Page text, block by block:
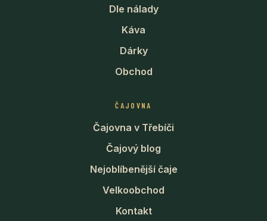
Dle nálady
Káva
Dárky
Obchod
ČAJOVNA
Čajovna v Třebíči
Čajový blog
Nejoblíbenější čaje
Velkoobchod
Kontakt